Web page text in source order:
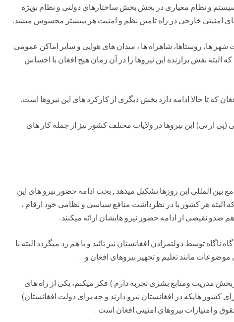
سیستم و نظام معیاری در بخش بخش ساختارهای دولتی و نظام بویژه
امنیتی خارجی در راه تامین نظم و امنیت هر بییشتر محسوس میشد.
شهر ها، روستاها، شاهراه ها ، میدان های هوایی و سایر اماکن عمومی
البته نقش برازنده این نیروها را در آن زمان هیج افغان با احساس
که تا حالا ادامه دارد بخش دیگری از کارکرد های این نیروها است.
(پی ار تی) این نیروها در ولایات مختلف کشور نیز از جمله کار های
بین المللی این روزها تشکیل میدهد , بحث ادامه حضور نیرو های این
البته هر کشور با در نظرداشت منافع سیاسی و نظامی خود ارقام ،
نقیضی از ادامه حضور نیرو هایشان ارا‌ئه میکنند .
توسط دولتمرادن افغانستان نیز تائيد و یا هم رد میگردد البته با
مانند تعلیم و تجهیز نیروهای افغان و…
مدریت ومنابع بشری تجربه دارم ) فکر میکنم، یکی از راه های
کشور هایکه در افغانستان نیرو دارند و چه برای دولت افغانستان)
و امتیازات نیروهای امنیتی افغان است .